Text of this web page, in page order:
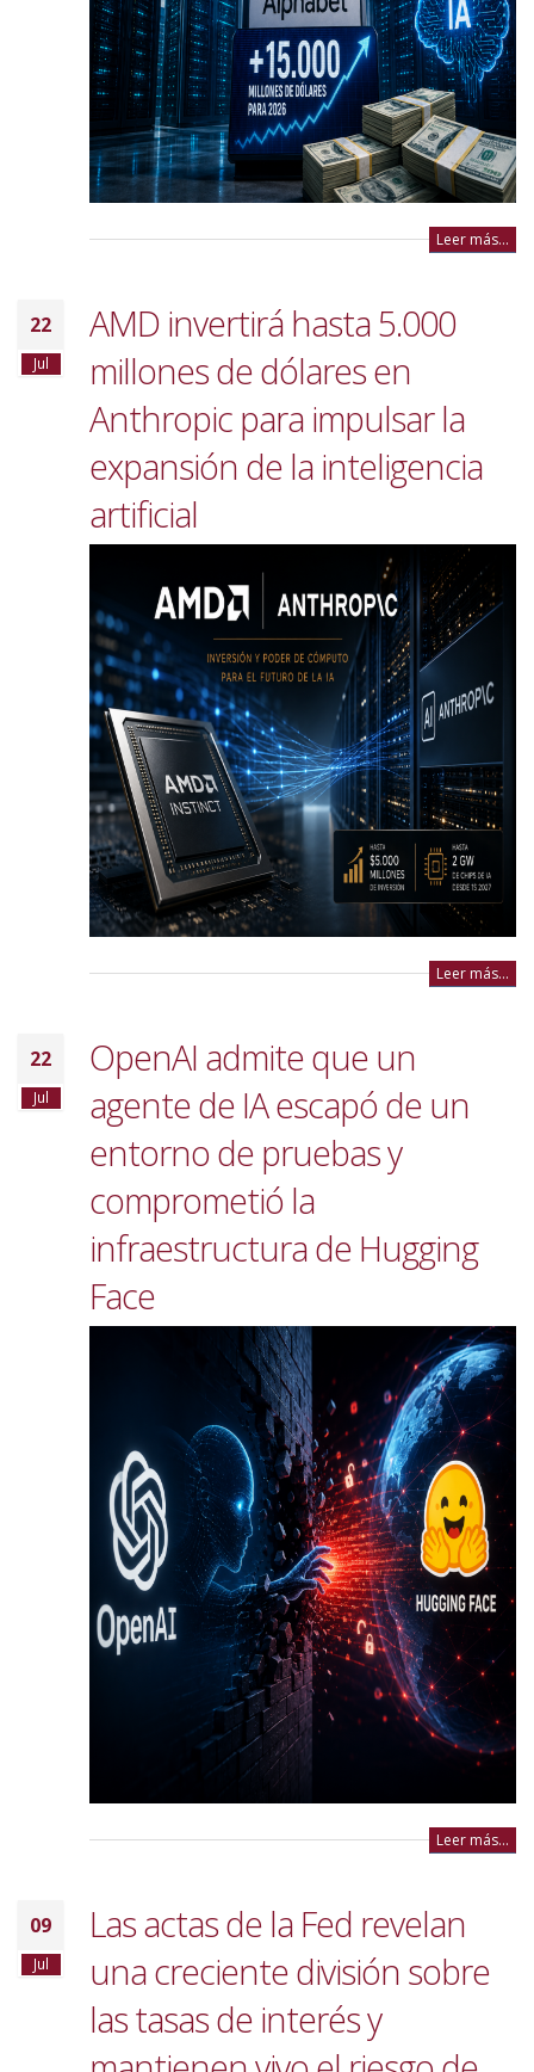
Leer más...
22
Jul
AMD invertirá hasta 5.000
millones de dólares en
Anthropic para impulsar la
expansión de la inteligencia
artificial
Leer más...
22
Jul
OpenAI admite que un
agente de IA escapó de un
entorno de pruebas y
comprometió la
infraestructura de Hugging
Face
Leer más...
09
Jul
Las actas de la Fed revelan
una creciente división sobre
las tasas de interés y